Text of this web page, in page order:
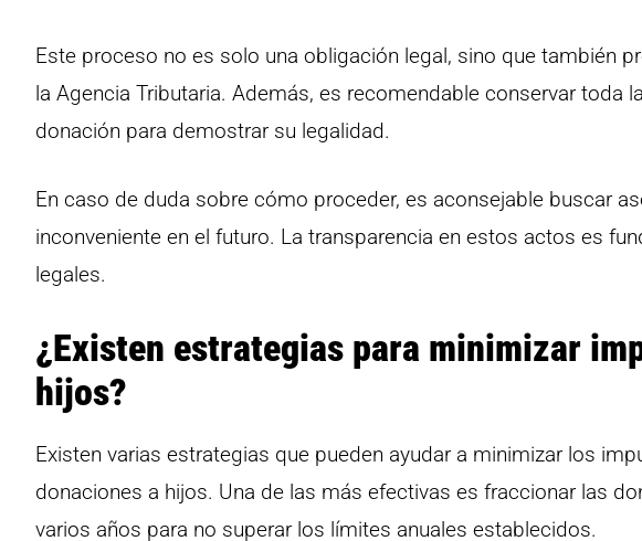
Este proceso no es solo una obligación legal, sino que también
la Agencia Tributaria. Además, es recomendable conservar toda
donación para demostrar su legalidad.
En caso de duda sobre cómo proceder, es aconsejable buscar
inconveniente en el futuro. La transparencia en estos actos es
legales.
¿Existen estrategias para minimizar
hijos?
Existen varias estrategias que pueden ayudar a minimizar los
donaciones a hijos. Una de las más efectivas es fraccionar las
varios años para no superar los límites anuales establecidos.